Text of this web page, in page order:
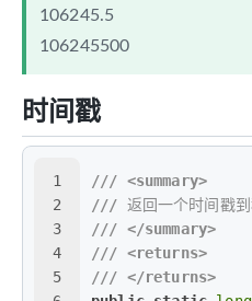
106245.5
106245500
时间戳
1
2
3
4
5
/// <summary>
/// 返回一个时间戳
/// </summary>
/// <returns>
/// </returns>